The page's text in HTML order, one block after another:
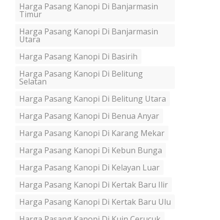
Harga Pasang Kanopi Di Banjarmasin
Timur
Harga Pasang Kanopi Di Banjarmasin
Utara
Harga Pasang Kanopi Di Basirih
Harga Pasang Kanopi Di Belitung
Selatan
Harga Pasang Kanopi Di Belitung Utara
Harga Pasang Kanopi Di Benua Anyar
Harga Pasang Kanopi Di Karang Mekar
Harga Pasang Kanopi Di Kebun Bunga
Harga Pasang Kanopi Di Kelayan Luar
Harga Pasang Kanopi Di Kertak Baru Ilir
Harga Pasang Kanopi Di Kertak Baru Ulu